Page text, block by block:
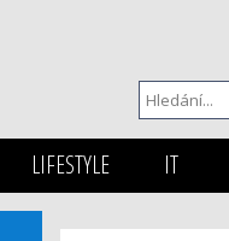
LIFESTYLE IT